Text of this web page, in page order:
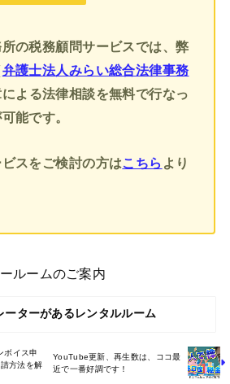
の税務顧問サービスでは、弊
弁護士法人みらい総合法律事務
よる法律相談を無料で行なっ
能です。
スをご検討の方はこちら より
ルームのご案内
ターがあるレンタルルーム
ボイス申
方法を解
YouTube更新、再生数は、ココ最
近で一番好調です！